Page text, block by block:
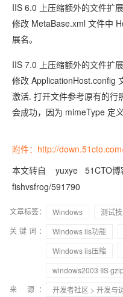
IIS 6.0 上压缩额外的文件扩
修改 MetaBase.xml 文件中
展名。
IIS 7.0 上压缩额外的文件扩
修改 ApplicationHost.config
激活. 打开文件参考原有的行
会成功，因为 mimeType 定
附件：http://
本文转自 yuxye 51CTO博
fishvsfrog/591790
文章标签： Windows
测试
关键词：
Windows iis功能
Windows iis压缩
windows2003 IIS
来 源：
开发者社区 > 开发与